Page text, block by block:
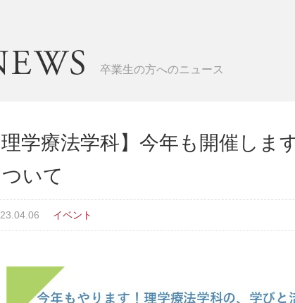
卒業生の方へのニュース
学療法学科】今年も開催しま
いて
イベント